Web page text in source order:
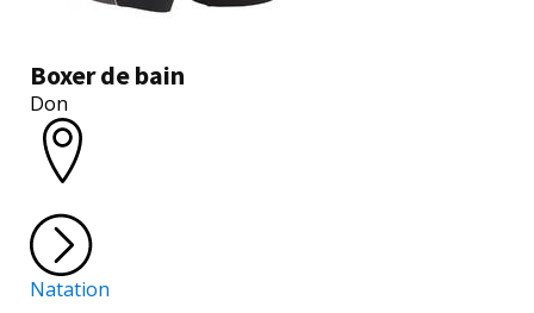
Boxer de bain
Don
Natation